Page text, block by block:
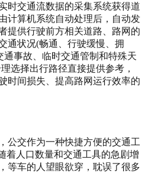
时交通流数据的采集系统获得道
计算机系统自动处理后，自动发
提供行驶前方相关道路、路网的
通状况(畅通、行驶缓慢、拥
事故、临时交通管制和特殊天
选择出行路径直接提供参考，
时间损失、提高路网运行效率的
交作为一种快捷方便的交通工
着人口数量和交通工具的急剧增
等车的人望眼欲穿，耽误了很多